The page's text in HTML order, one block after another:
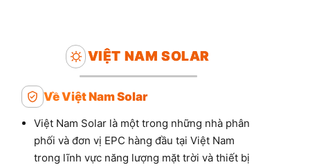
VIỆT NAM SOLAR
Về Việt Nam Solar
Việt Nam Solar là một trong những nhà phân
phối và đơn vị EPC hàng đầu tại Việt Nam
trong lĩnh vực năng lượng mặt trời và thiết bị